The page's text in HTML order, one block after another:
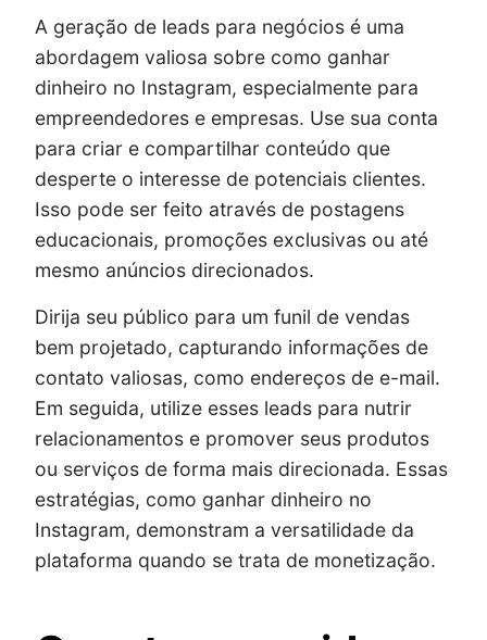
A geração de leads para negócios é uma
abordagem valiosa sobre como ganhar
dinheiro no Instagram, especialmente para
empreendedores e empresas. Use sua conta
para criar e compartilhar conteúdo que
desperte o interesse de potenciais clientes.
Isso pode ser feito através de postagens
educacionais, promoções exclusivas ou até
mesmo anúncios direcionados.
Dirija seu público para um funil de vendas
bem projetado, capturando informações de
contato valiosas, como endereços de e-mail.
Em seguida, utilize esses leads para nutrir
relacionamentos e promover seus produtos
ou serviços de forma mais direcionada. Essas
estratégias, como ganhar dinheiro no
Instagram, demonstram a versatilidade da
plataforma quando se trata de monetização.